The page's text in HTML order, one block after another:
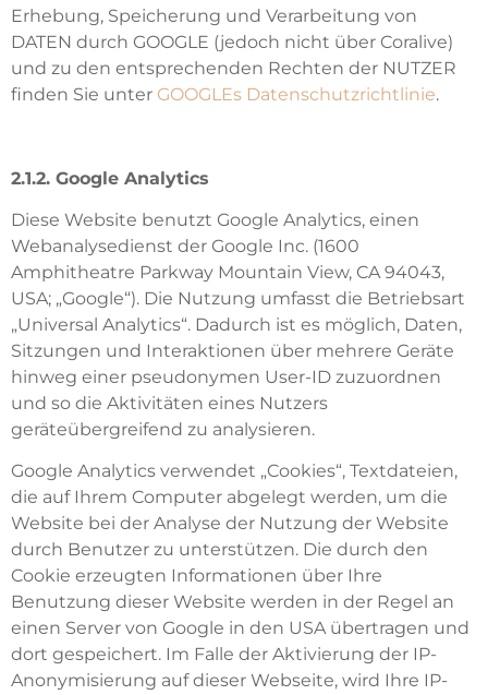
Erhebung, Speicherung und Verarbeitung von
DATEN durch GOOGLE (jedoch nicht über Coralive)
und zu den entsprechenden Rechten der NUTZER
finden Sie unter GOOGLEs Datenschutzrichtlinie.
2.1.2. Google Analytics
Diese Website benutzt Google Analytics, einen
Webanalysedienst der Google Inc. (1600
Amphitheatre Parkway Mountain View, CA 94043,
USA; „Google“). Die Nutzung umfasst die Betriebsart
„Universal Analytics“. Dadurch ist es möglich, Daten,
Sitzungen und Interaktionen über mehrere Geräte
hinweg einer pseudonymen User-ID zuzuordnen
und so die Aktivitäten eines Nutzers
geräteübergreifend zu analysieren.
Google Analytics verwendet „Cookies“, Textdateien,
die auf Ihrem Computer abgelegt werden, um die
Website bei der Analyse der Nutzung der Website
durch Benutzer zu unterstützen. Die durch den
Cookie erzeugten Informationen über Ihre
Benutzung dieser Website werden in der Regel an
einen Server von Google in den USA übertragen und
dort gespeichert. Im Falle der Aktivierung der IP-
Anonymisierung auf dieser Webseite, wird Ihre IP-